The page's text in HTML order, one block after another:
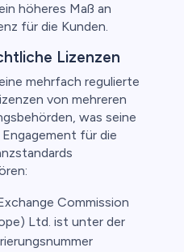
höheres Maß an
für die Kunden.
Lizenzen
mehrfach regulierte
von mehreren
was seine
für die
Commission
Ltd. ist unter der